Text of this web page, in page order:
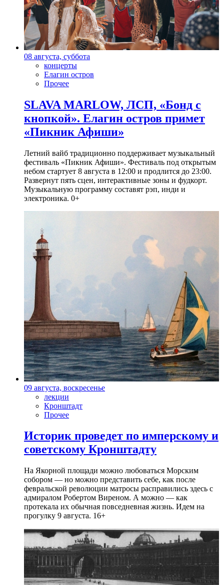
08 августа, суббота
концерты
Елагин остров
Прочее
SLAVA MARLOW, ЛСП, «Бонд с
кнопкой». Елагин остров примет
«Пикник Афиши»
Летний вайб традиционно поддерживает музыкальный
фестиваль «Пикник Афиши». Фестиваль под открытым
небом стартует 8 августа в 12:00 и продлится до 23:00.
Развернут пять сцен, интерактивные зоны и фудкорт.
Музыкальную программу составят рэп, инди и
электроника. 0+
09 августа, воскресенье
лекции
Кронштадт
Прочее
Историк проведет по имперскому и
советскому Кронштадту
На Якорной площади можно любоваться Морским
собором — но можно представить себе, как после
февральской революции матросы расправились здесь с
адмиралом Робертом Виреном. А можно — как
протекала их обычная повседневная жизнь. Идем на
прогулку 9 августа. 16+